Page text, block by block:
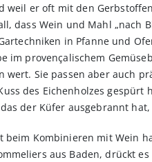
weil er oft mit den
dass Wein und Mahl „nach
in Pfanne und
im provençalischem
wert. Sie passen aber auch
des Eichenholzes
der Küfer ausgebrannt
beim Kombinieren mit Wein
aus Baden, drückt